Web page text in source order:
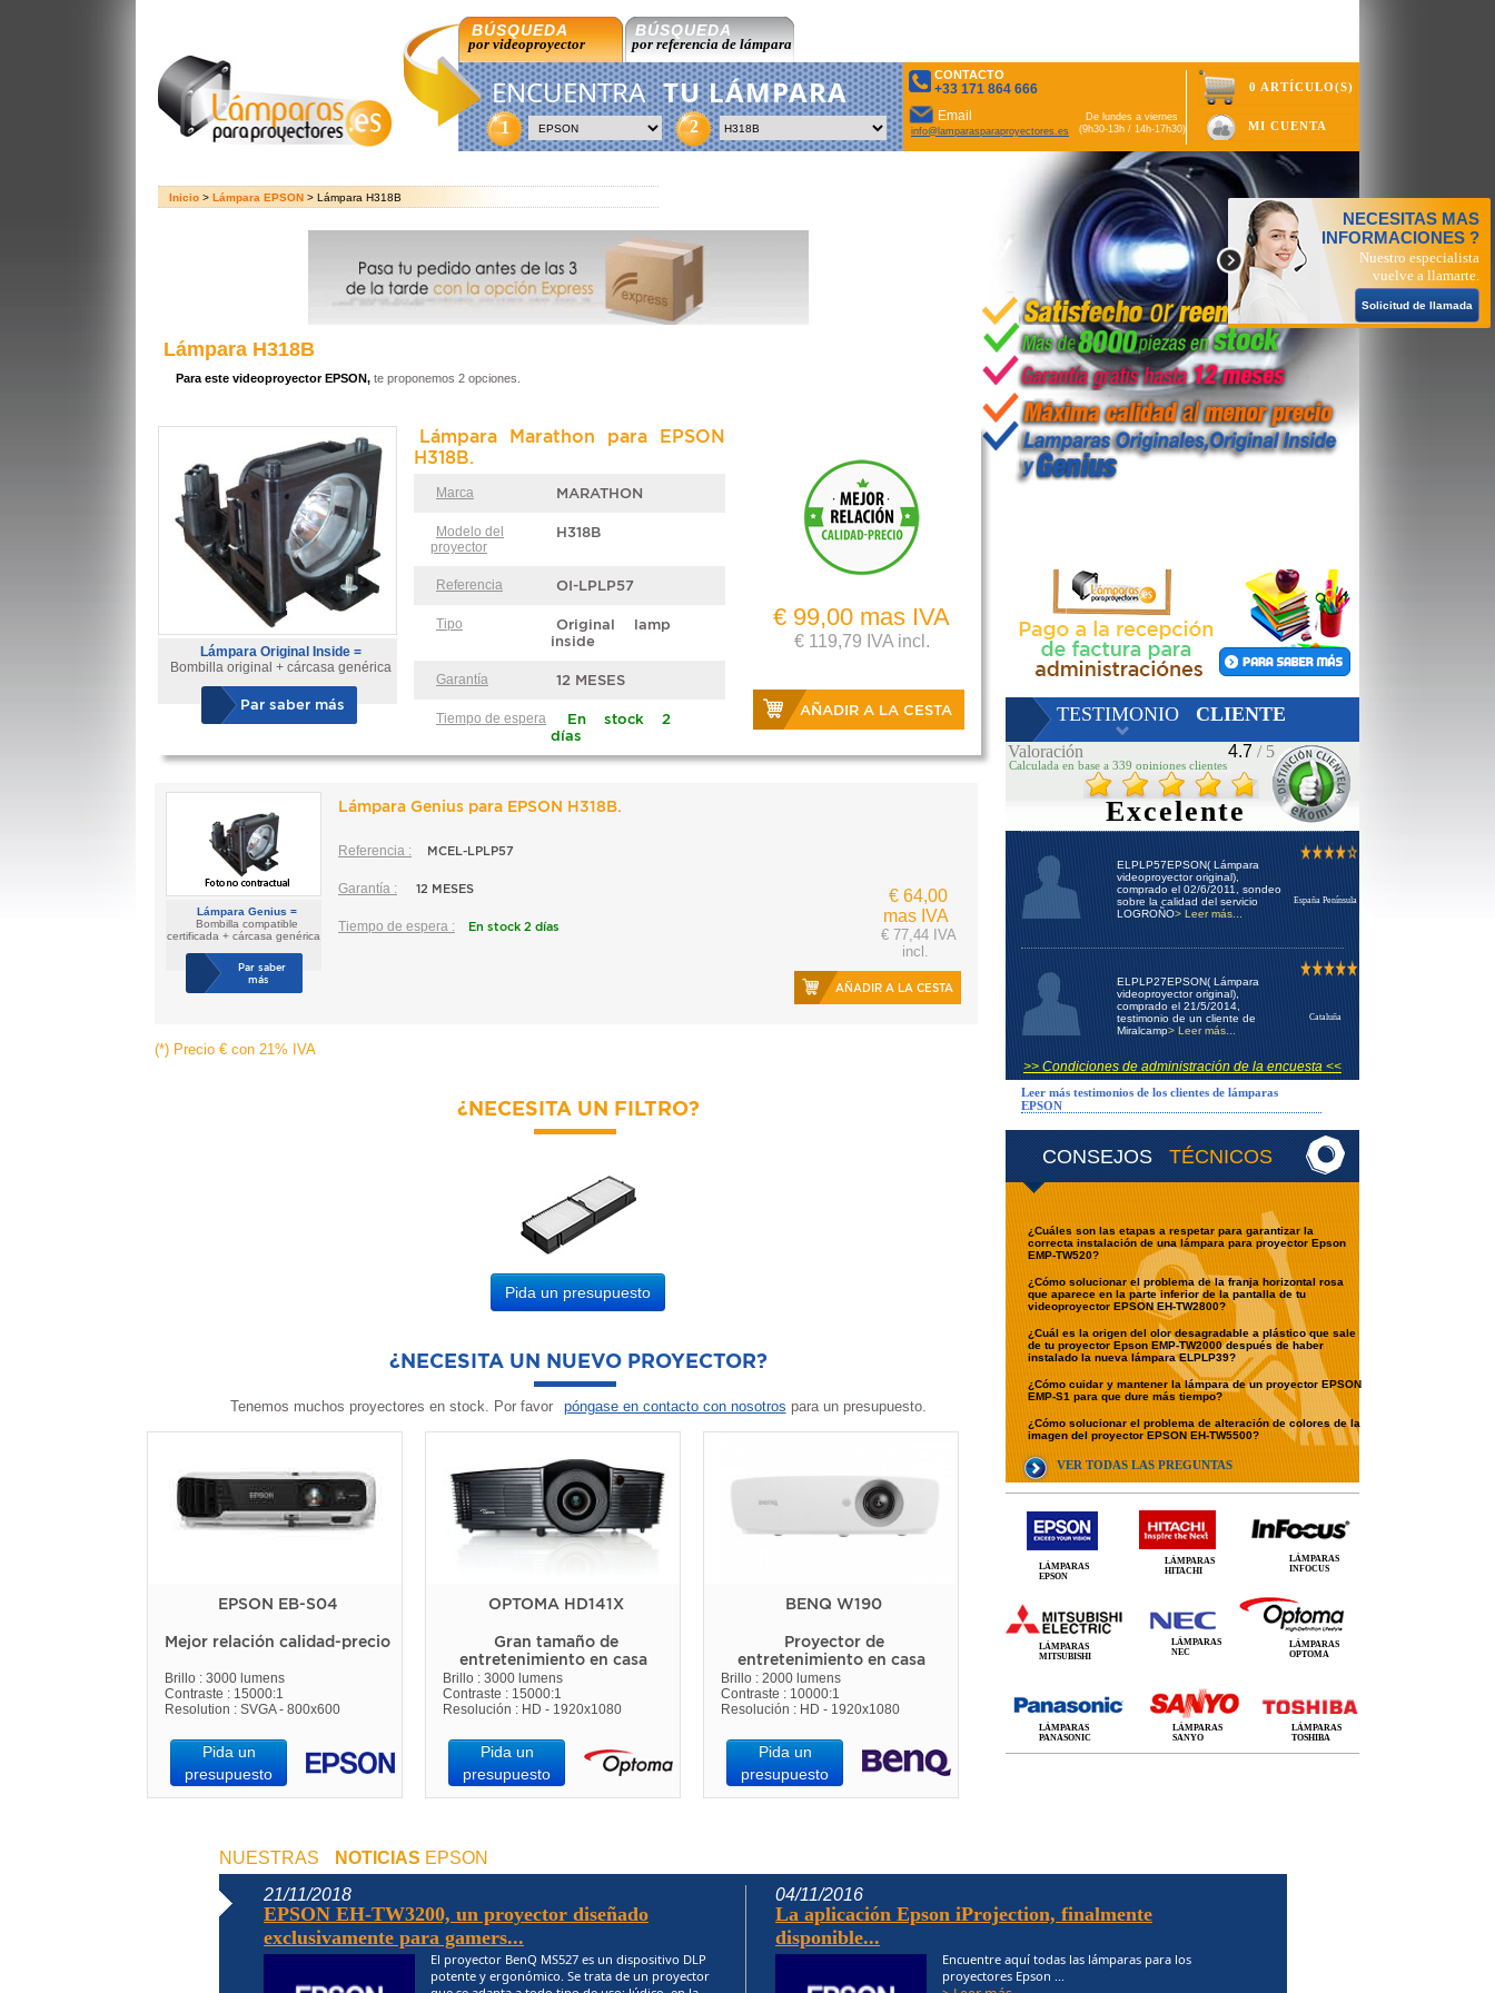
BÚSQUEDA
por videoproyector
BÚSQUEDA
por referencia de lámpara
ENCUENTRA TU LÁMPARA
1 2
CONTACTO
+33 171 864 666
Email
info@lamparasparaproyectores.es
De lundes a viernes
(9h30-13h / 14h-17h30)
0 ARTÍCULO(S)
MI CUENTA
Inicio > Lámpara EPSON > Lámpara H318B
CONSEJOS TÉCNICOS
NECESITAS MAS
INFORMACIONES ?
Nuestro especialista
vuelve a llamarte.
Solicitud de llamada
¿Cuáles son las etapas a respetar para garantizar la
correcta instalación de una lámpara para proyector Epson
EMP-TW520?
¿Cómo solucionar el problema de la franja horizontal rosa
que aparece en la parte inferior de la pantalla de tu
videoproyector EPSON EH-TW2800?
¿Cuál es la origen del olor desagradable a plástico que sale
de tu proyector Epson EMP-TW2000 después de haber
instalado la nueva lámpara ELPLP39?
¿Cómo cuidar y mantener la lámpara de un proyector EPSON
EMP-S1 para que dure más tiempo?
¿Cómo solucionar el problema de alteración de colores de la
imagen del proyector EPSON EH-TW5500?
VER TODAS LAS PREGUNTAS
TESTIMONIO CLIENTE
Valoración 4.7 / 5
Calculada en base a 339 opiniones clientes
Excelente
ELPLP57EPSON( Lámpara
videoproyector original),
comprado el 02/6/2011, sondeo
sobre la calidad del servicio
LOGROÑO> Leer más...
España Península
ELPLP27EPSON( Lámpara
videoproyector original),
comprado el 21/5/2014,
testimonio de un cliente de
Miralcamp> Leer más...
Cataluña
>> Condiciones de administración de la encuesta <<
Leer más testimonios de los clientes de lámparas
EPSON
LÁMPARAS
EPSON
LÁMPARAS
HITACHI
LÁMPARAS
INFOCUS
LÁMPARAS
MITSUBISHI
LÁMPARAS
NEC
LÁMPARAS
OPTOMA
LÁMPARAS
PANASONIC
LÁMPARAS
SANYO
LÁMPARAS
TOSHIBA
Lámpara H318B
Para este videoproyector EPSON, te proponemos 2 opciones.
Lámpara Original Inside =
Bombilla original + cárcasa genérica
Par saber más
Lámpara Marathon para EPSON
H318B.
Marca MARATHON
Modelo del
proyector
H318B
Referencia OI-LPLP57
Tipo
Original lamp
inside
Garantía 12 MESES
Tiempo de espera
En stock 2
días
€ 99,00 mas IVA
€ 119,79 IVA incl.
AÑADIR A LA CESTA
Lámpara Genius =
Bombilla compatible
certificada + cárcasa genérica
Par saber
más
Lámpara Genius para EPSON H318B.
Referencia : MCEL-LPLP57
Garantía : 12 MESES
Tiempo de espera : En stock 2 días
€ 64,00
mas IVA
€ 77,44 IVA
incl.
AÑADIR A LA CESTA
(*) Precio € con 21% IVA
¿NECESITA UN FILTRO?
Pida un presupuesto
¿NECESITA UN NUEVO PROYECTOR?
Tenemos muchos proyectores en stock. Por favor póngase en contacto con nosotros para un presupuesto.
EPSON EB-S04
Mejor relación calidad-precio
Brillo : 3000 lumens
Contraste : 15000:1
Resolution : SVGA - 800x600
Pida un
presupuesto
OPTOMA HD141X
Gran tamaño de
entretenimiento en casa
Brillo : 3000 lumens
Contraste : 15000:1
Resolución : HD - 1920x1080
Pida un
presupuesto
BENQ W190
Proyector de
entretenimiento en casa
Brillo : 2000 lumens
Contraste : 10000:1
Resolución : HD - 1920x1080
Pida un
presupuesto
NUESTRAS NOTICIAS EPSON
21/11/2018
EPSON EH-TW3200, un proyector diseñado
exclusivamente para gamers...
El proyector BenQ MS527 es un dispositivo DLP
potente y ergonómico. Se trata de un proyector
04/11/2016
La aplicación Epson iProjection, finalmente
disponible...
Encuentre aquí todas las lámparas para los
proyectores Epson ...